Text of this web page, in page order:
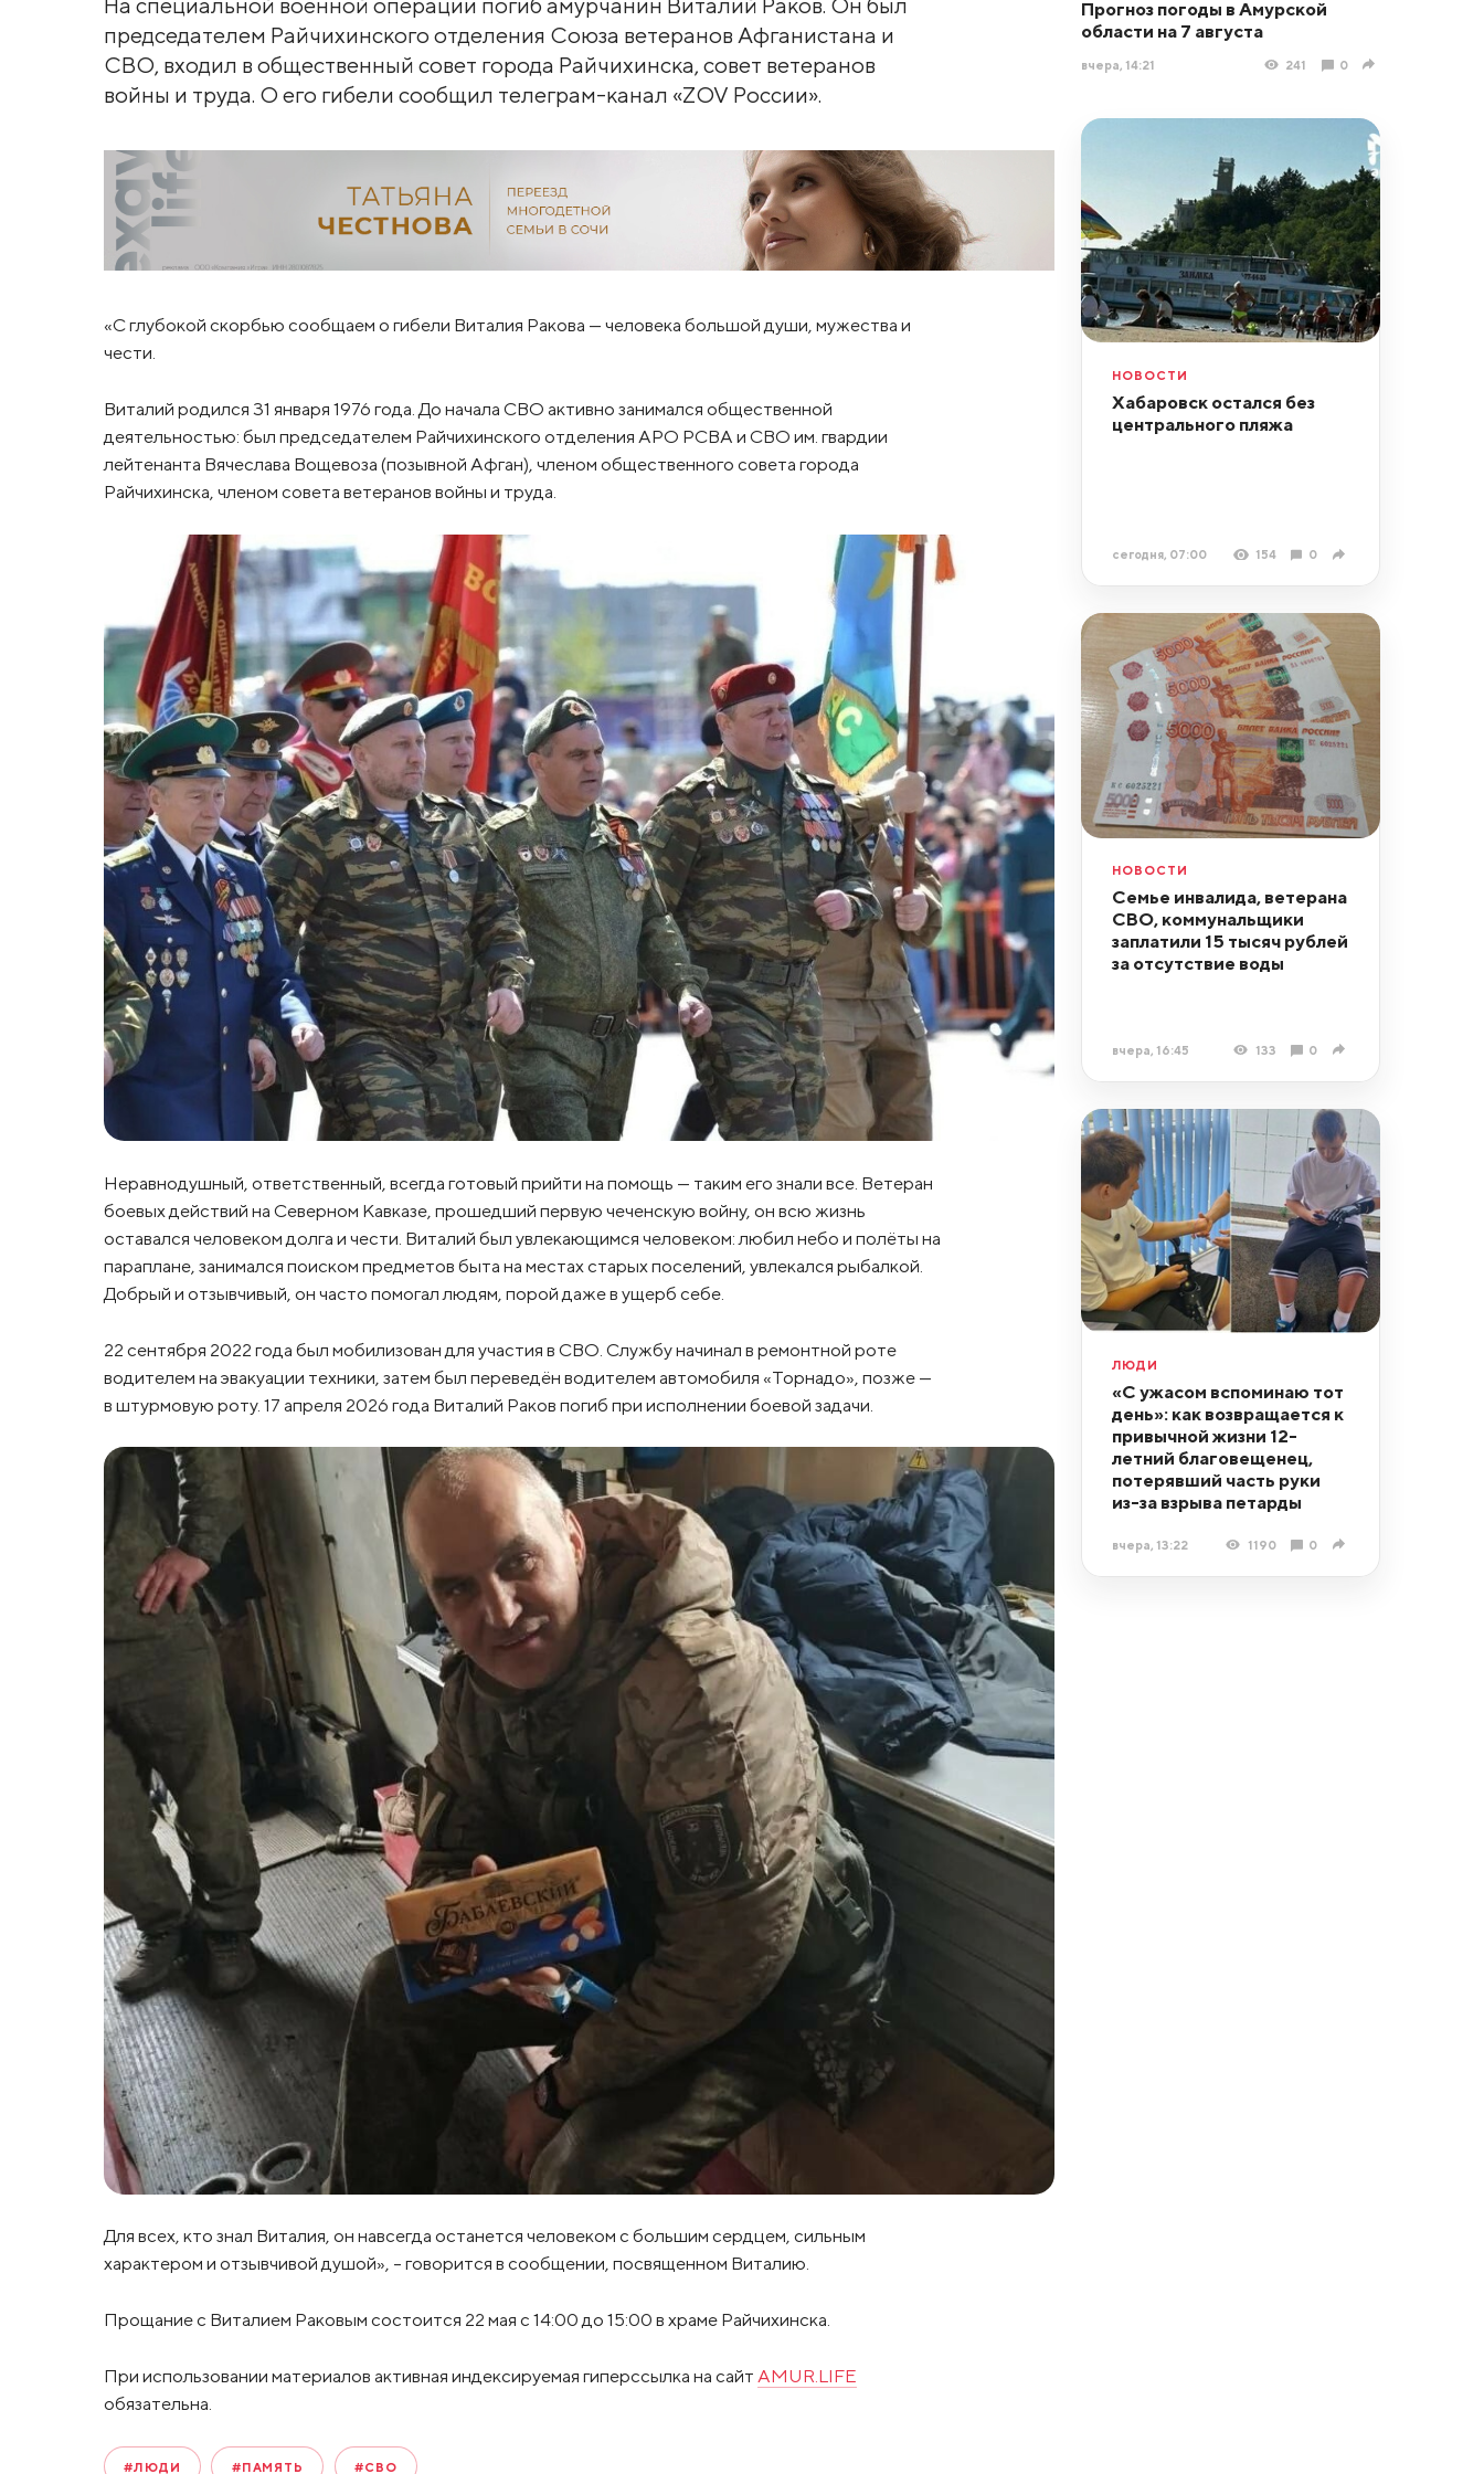
На специальной военной операции погиб амурчанин Виталий Раков. Он был
председателем Райчихинского отделения Союза ветеранов Афганистана и
СВО, входил в общественный совет города Райчихинска, совет ветеранов
войны и труда. О его гибели сообщил телеграм-канал «ZOV России».
«С глубокой скорбью сообщаем о гибели Виталия Ракова — человека большой души, мужества и
чести.
Виталий родился 31 января 1976 года. До начала СВО активно занимался общественной
деятельностью: был председателем Райчихинского отделения АРО РСВА и СВО им. гвардии
лейтенанта Вячеслава Вощевоза (позывной Афган), членом общественного совета города
Райчихинска, членом совета ветеранов войны и труда.
Неравнодушный, ответственный, всегда готовый прийти на помощь — таким его знали все. Ветеран
боевых действий на Северном Кавказе, прошедший первую чеченскую войну, он всю жизнь
оставался человеком долга и чести. Виталий был увлекающимся человеком: любил небо и полёты на
параплане, занимался поиском предметов быта на местах старых поселений, увлекался рыбалкой.
Добрый и отзывчивый, он часто помогал людям, порой даже в ущерб себе.
22 сентября 2022 года был мобилизован для участия в СВО. Службу начинал в ремонтной роте
водителем на эвакуации техники, затем был переведён водителем автомобиля «Торнадо», позже —
в штурмовую роту. 17 апреля 2026 года Виталий Раков погиб при исполнении боевой задачи.
Для всех, кто знал Виталия, он навсегда останется человеком с большим сердцем, сильным
характером и отзывчивой душой», - говорится в сообщении, посвященном Виталию.
Прощание с Виталием Раковым состоится 22 мая с 14:00 до 15:00 в храме Райчихинска.
При использовании материалов активная индексируемая гиперссылка на сайт AMUR.LIFE
обязательна.
#ЛЮДИ #ПАМЯТЬ #СВО
Прогноз погоды в Амурской
области на 7 августа
вчера, 14:21 241 0
НОВОСТИ
Хабаровск остался без
центрального пляжа
сегодня, 07:00 154 0
НОВОСТИ
Семье инвалида, ветерана
СВО, коммунальщики
заплатили 15 тысяч рублей
за отсутствие воды
вчера, 16:45 133 0
ЛЮДИ
«С ужасом вспоминаю тот
день»: как возвращается к
привычной жизни 12-
летний благовещенец,
потерявший часть руки
из-за взрыва петарды
вчера, 13:22 1190 0